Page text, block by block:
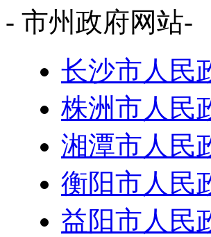
- 市州政府网站-
长沙市人民
株洲市人民
湘潭市人民
衡阳市人民
益阳市人民